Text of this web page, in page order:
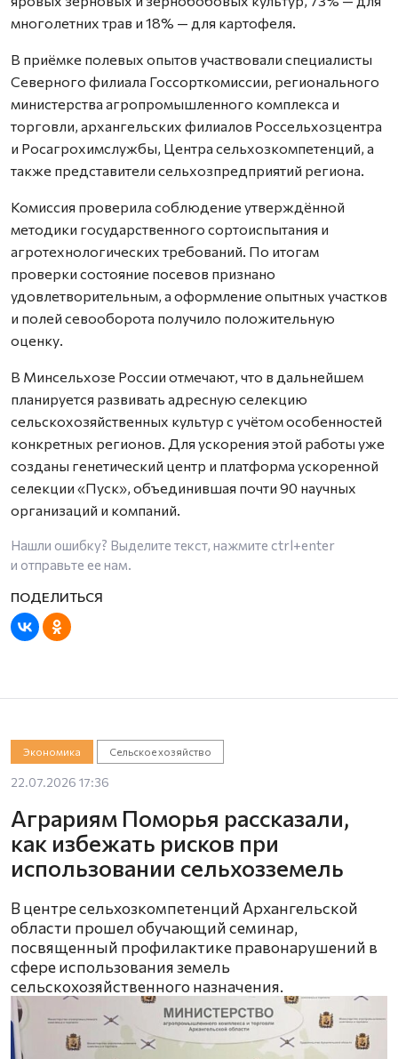
многолетних трав и 18% — для картофеля.
В приёмке полевых опытов участвовали специалисты
Северного филиала Госсорткомиссии, регионального
министерства агропромышленного комплекса и
торговли, архангельских филиалов Россельхозцентра
и Росагрохимслужбы, Центра сельхозкомпетенций, а
также представители сельхозпредприятий региона.
Комиссия проверила соблюдение утверждённой
методики государственного сортоиспытания и
агротехнологических требований. По итогам
проверки состояние посевов признано
удовлетворительным, а оформление опытных участков
и полей севооборота получило положительную
оценку.
В Минсельхозе России отмечают, что в дальнейшем
планируется развивать адресную селекцию
сельскохозяйственных культур с учётом особенностей
конкретных регионов. Для ускорения этой работы уже
созданы генетический центр и платформа ускоренной
селекции «Пуск», объединившая почти 90 научных
организаций и компаний.
Нашли ошибку? Выделите текст, нажмите ctrl+enter
и отправьте ее нам.
Экономика Сельское хозяйство
22.07.2026 17:36
Аграриям Поморья рассказали,
как избежать рисков при
использовании сельхозземель
В центре сельхозкомпетенций Архангельской
области прошел обучающий семинар,
посвященный профилактике правонарушений в
сфере использования земель
сельскохозяйственного назначения.